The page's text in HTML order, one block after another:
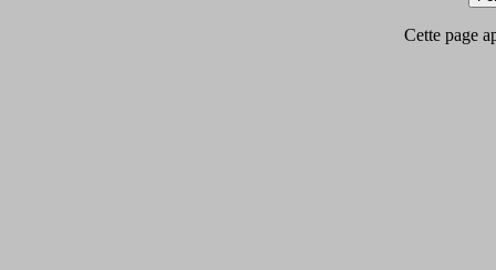
Cette page